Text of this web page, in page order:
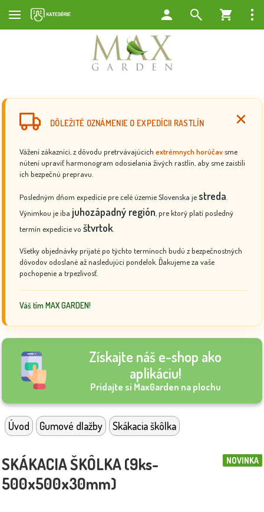
DÔLEŽITÉ OZNÁMENIE O EXPEDÍCII RASTLÍN
Vážení zákazníci, z dôvodu pretrvávajúcich extrémnych horúčav sme
nútení upraviť harmonogram odosielania živých rastlín, aby sme zaistili
ich bezpečnú prepravu.
Posledným dňom expedície pre celé územie Slovenska jestreda
Výnimkou je iba juhozápadný región , pre ktorý platí posledný
termín expedície vo štvrtok
Všetky objednávky prijaté po týchto termínoch budú z bezpečnostných
dôvodov odoslané až nasledujúci pondelok. Ďakujeme za vaše
pochopenie a trpezlivosť.
Váš tím MAX GARDEN!
Získajte náš e-shop ako
aplikáciu!
Pridajte si MaxGarden na plochu
Úvod Gumové dlažby Skákacia škôlka
NOVINKA
SKÁKACIA ŠKÔLKA (9ks-
500x500x30mm)